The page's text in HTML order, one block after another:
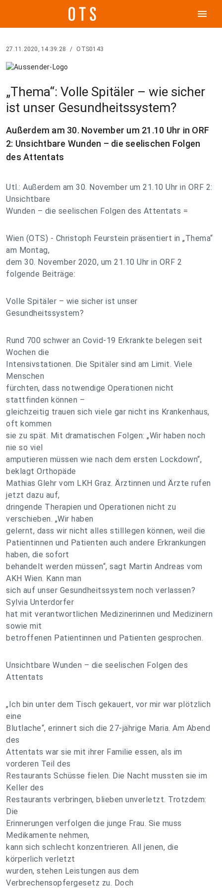
menu
27.11.2020, 14:39:28 / OTS0143
„Thema“: Volle Spitäler – wie sicher
ist unser Gesundheitssystem?
Außerdem am 30. November um 21.10 Uhr in ORF
2: Unsichtbare Wunden – die seelischen Folgen
des Attentats
Utl.: Außerdem am 30. November um 21.10 Uhr in ORF 2:
Unsichtbare
Wunden – die seelischen Folgen des Attentats =
Wien (OTS) - Christoph Feurstein präsentiert in „Thema“
am Montag,
dem 30. November 2020, um 21.10 Uhr in ORF 2
folgende Beiträge:
Volle Spitäler – wie sicher ist unser
Gesundheitssystem?
Rund 700 schwer an Covid-19 Erkrankte belegen seit
Wochen die
Intensivstationen. Die Spitäler sind am Limit. Viele
Menschen
fürchten, dass notwendige Operationen nicht
stattfinden können –
gleichzeitig trauen sich viele gar nicht ins Krankenhaus,
oft kommen
sie zu spät. Mit dramatischen Folgen: „Wir haben noch
nie so viel
amputieren müssen wie nach dem ersten Lockdown“,
beklagt Orthopäde
Mathias Glehr vom LKH Graz. Ärztinnen und Ärzte rufen
jetzt dazu auf,
dringende Therapien und Operationen nicht zu
verschieben. „Wir haben
gelernt, dass wir nicht alles stilllegen können, weil die
Patientinnen und Patienten auch andere Erkrankungen
haben, die sofort
behandelt werden müssen“, sagt Martin Andreas vom
AKH Wien. Kann man
sich auf unser Gesundheitssystem noch verlassen?
Sylvia Unterdorfer
hat mit verantwortlichen Medizinerinnen und Medizinern
sowie mit
betroffenen Patientinnen und Patienten gesprochen.
Unsichtbare Wunden – die seelischen Folgen des
Attentats
„Ich bin unter dem Tisch gekauert, vor mir war plötzlich
eine
Blutlache“, erinnert sich die 27-jährige Maria. Am Abend
des
Attentats war sie mit ihrer Familie essen, als im
vorderen Teil des
Restaurants Schüsse fielen. Die Nacht mussten sie im
Keller des
Restaurants verbringen, blieben unverletzt. Trotzdem:
Die
Erinnerungen verfolgen die junge Frau. Sie muss
Medikamente nehmen,
kann sich schlecht konzentrieren. All jenen, die
körperlich verletzt
wurden, stehen Leistungen aus dem
Verbrechensopfergesetz zu. Doch